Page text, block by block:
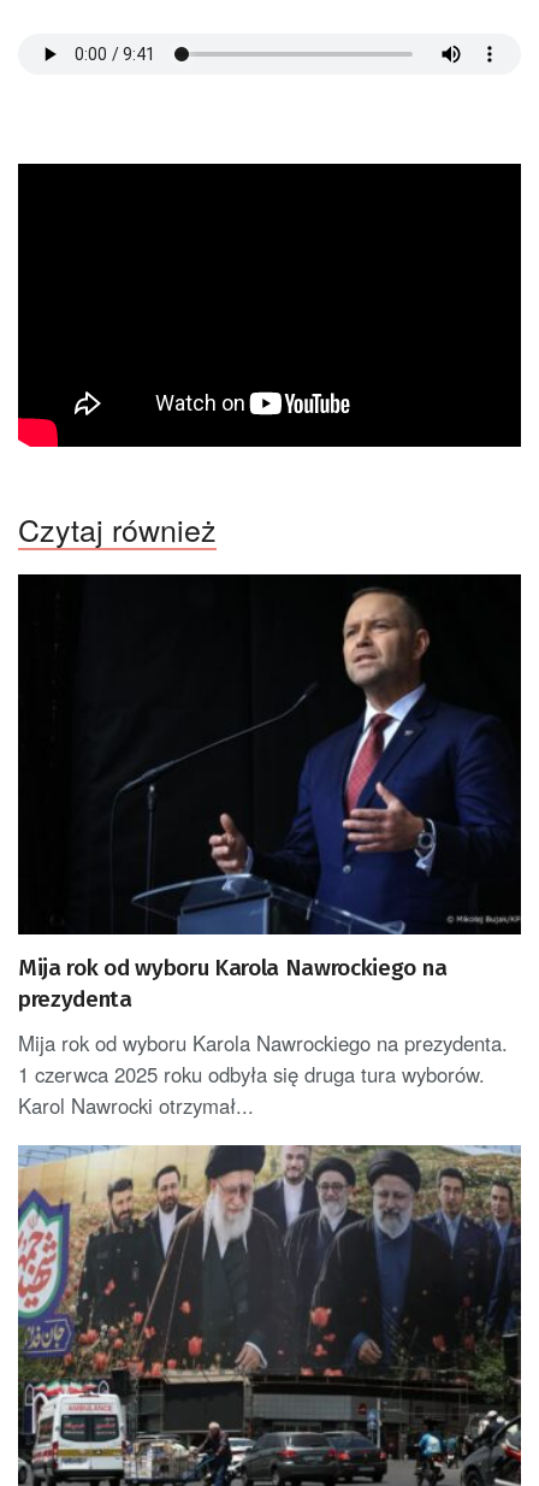
Czytaj również
Mija rok od wyboru Karola Nawrockiego na
prezydenta
Mija rok od wyboru Karola Nawrockiego na prezydenta.
1 czerwca 2025 roku odbyła się druga tura wyborów.
Karol Nawrocki otrzymał...